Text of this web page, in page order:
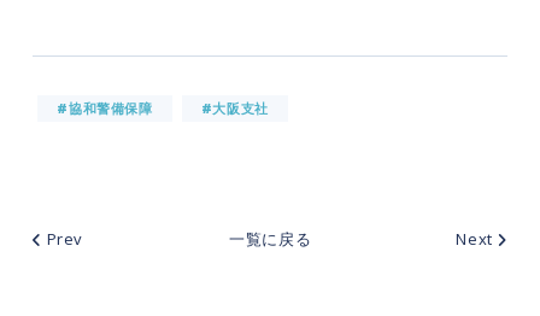
#協和警備保障 #大阪支社
Prev 一覧に戻る Next